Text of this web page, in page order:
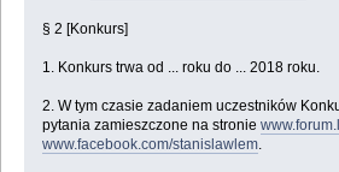
§ 2 [Konkurs]
1. Konkurs trwa od ... roku do ... 2018 roku.
2. W tym czasie zadaniem uczestników
pytania zamieszczone na stronie
www.facebook.com/stanislawlem.